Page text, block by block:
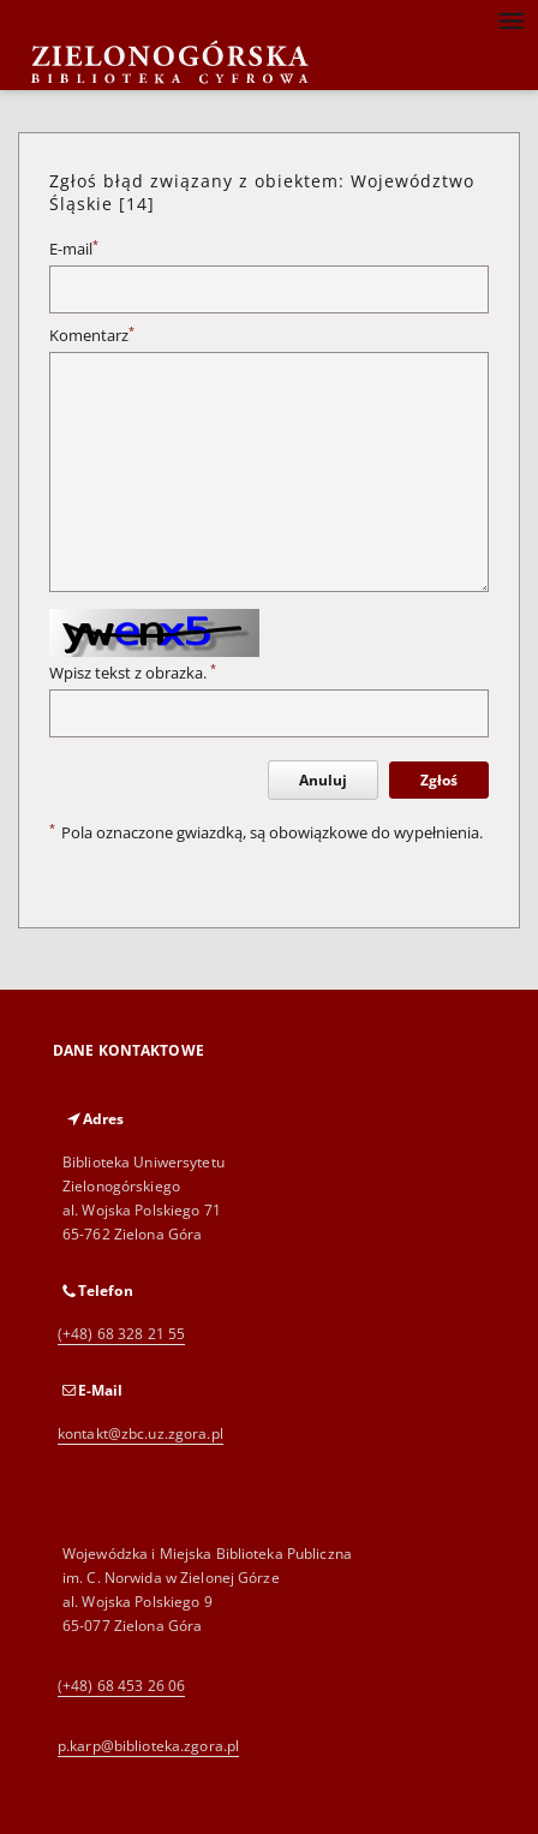
Zgłoś błąd związany z obiektem: Województwo
Śląskie [14]
E-mail*
Komentarz*
Wpisz tekst z obrazka. *
Anuluj Zgłoś
* Pola oznaczone gwiazdką, są obowiązkowe do wypełnienia.
DANE KONTAKTOWE
Adres
Biblioteka Uniwersytetu
Zielonogórskiego
al. Wojska Polskiego 71
65-762 Zielona Góra
Telefon
(+48) 68 328 21 55
E-Mail
kontakt@zbc.uz.zgora.pl
Wojewódzka i Miejska Biblioteka Publiczna
im. C. Norwida w Zielonej Górze
al. Wojska Polskiego 9
65-077 Zielona Góra
(+48) 68 453 26 06
p.karp@biblioteka.zgora.pl